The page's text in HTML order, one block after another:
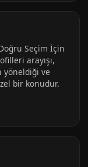
Seçim İçin
arayışı,
yöneldiği ve
bir konudur.